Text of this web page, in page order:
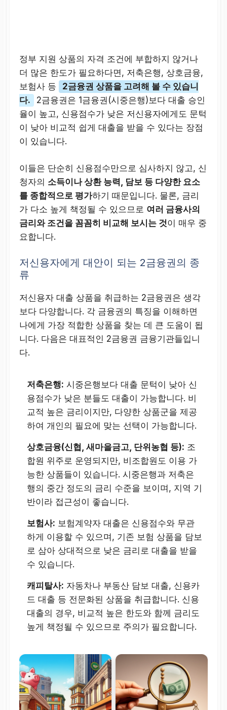
정부 지원 상품의 자격 조건에 부합하지 않거나
더 많은 한도가 필요하다면, 저축은행, 상호금융,
보험사 등
2금융권 상품을 고려해 볼 수 있습니
다.
2금융권은 1금융권(시중은행)보다 대출 승인
율이 높고, 신용점수가 낮은 저신용자에게도 문턱
이 낮아 비교적 쉽게 대출을 받을 수 있다는 장점
이 있습니다.
이들은 단순히 신용점수만으로 심사하지 않고, 신
청자의 소득이나 상환 능력, 담보 등 다양한 요소
를 종합적으로 평가하기 때문입니다. 물론, 금리
가 다소 높게 책정될 수 있으므로 여러 금융사의
금리와 조건을 꼼꼼히 비교해 보시는 것이 매우 중
요합니다.
저신용자에게 대안이 되는 2금융권의 종
류
저신용자 대출 상품을 취급하는 2금융권은 생각
보다 다양합니다. 각 금융권의 특징을 이해하면
나에게 가장 적합한 상품을 찾는 데 큰 도움이 됩
니다. 다음은 대표적인 2금융권 금융기관들입니
다.
저축은행: 시중은행보다 대출 문턱이 낮아 신
용점수가 낮은 분들도 대출이 가능합니다. 비
교적 높은 금리이지만, 다양한 상품군을 제공
하여 개인의 필요에 맞는 선택이 가능합니다.
상호금융(신협, 새마을금고, 단위농협 등): 조
합원 위주로 운영되지만, 비조합원도 이용 가
능한 상품들이 있습니다. 시중은행과 저축은
행의 중간 정도의 금리 수준을 보이며, 지역 기
반이라 접근성이 좋습니다.
보험사: 보험계약자 대출은 신용점수와 무관
하게 이용할 수 있으며, 기존 보험 상품을 담보
로 삼아 상대적으로 낮은 금리로 대출을 받을
수 있습니다.
캐피탈사: 자동차나 부동산 담보 대출, 신용카
드 대출 등 전문화된 상품을 취급합니다. 신용
대출의 경우, 비교적 높은 한도와 함께 금리도
높게 책정될 수 있으므로 주의가 필요합니다.